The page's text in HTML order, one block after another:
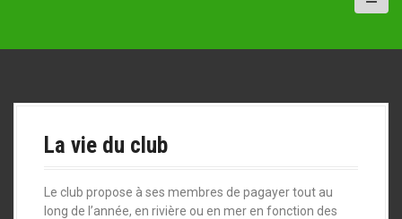
La vie du club
Le club propose à ses membres de pagayer tout au
long de l’année, en rivière ou en mer en fonction des